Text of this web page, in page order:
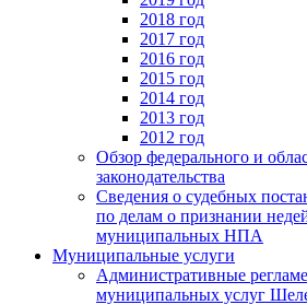
2018 год
2017 год
2016 год
2015 год
2014 год
2013 год
2012 год
Обзор федерального и
законодательства
Сведения о судебных
по делам о признании
муниципальных НПА
Муниципальные услуги
Административные
муниципальных услуг